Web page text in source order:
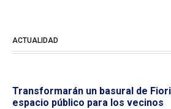
ACTUALIDAD
Transformarán un basural de
espacio público para los vecinos